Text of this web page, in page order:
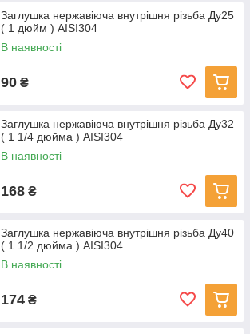
Заглушка нержавіюча внутрішня різьба Ду25
( 1 дюйм ) AISI304
В наявності
90 ₴
Заглушка нержавіюча внутрішня різьба Ду32
( 1 1/4 дюйма ) AISI304
В наявності
168 ₴
Заглушка нержавіюча внутрішня різьба Ду40
( 1 1/2 дюйма ) AISI304
В наявності
174 ₴